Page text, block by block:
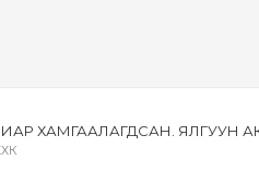
ХАМГААЛАГДСАН. ЯЛГУУН